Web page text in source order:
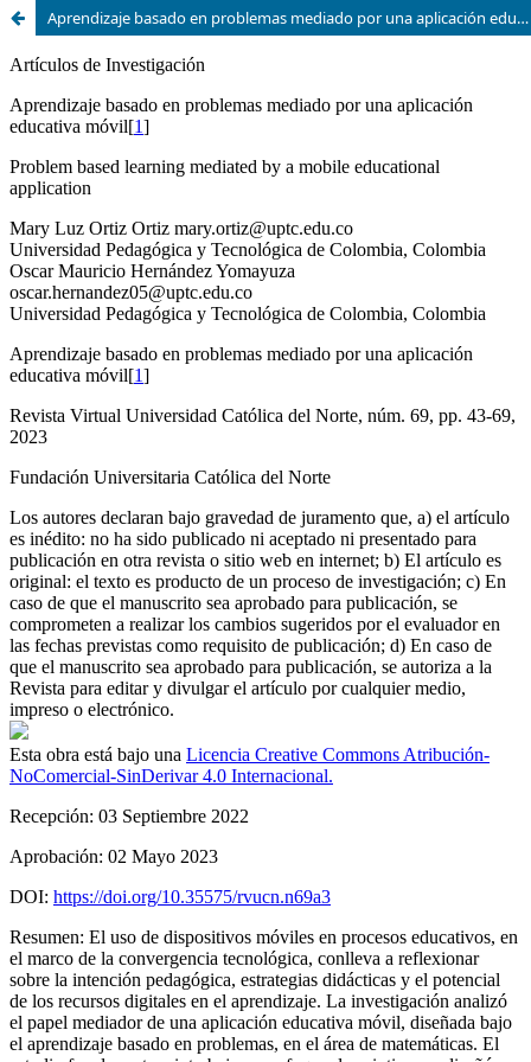
Aprendizaje basado en problemas mediado por una aplicación educativa móvil